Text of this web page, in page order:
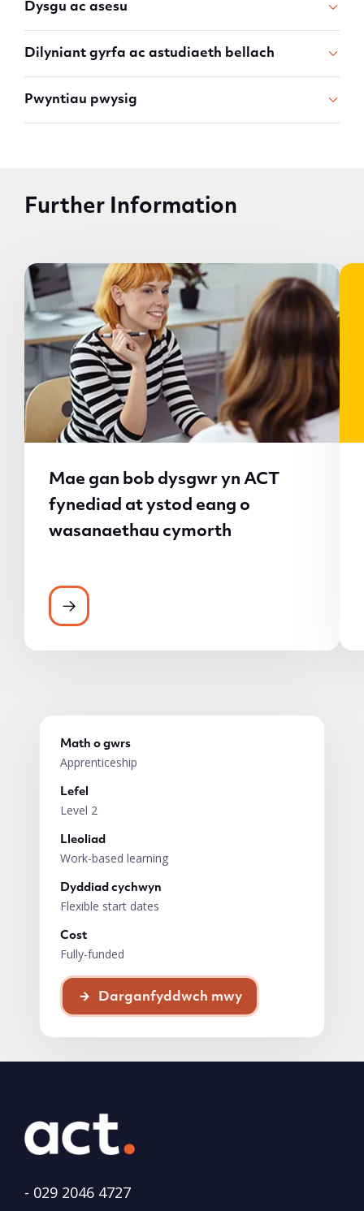
Dysgu ac asesu
Dilyniant gyrfa ac astudiaeth bellach
Pwyntiau pwysig
Further Information
Mae gan bob dysgwr yn ACT
fynediad at ystod eang o
wasanaethau cymorth
Mae gan bob dysgwr yn ACT fynediad at
Math o gwrs
Apprenticeship
Lefel
Level 2
Lleoliad
Work-based learning
Dyddiad cychwyn
Flexible start dates
Cost
Fully-funded
Darganfyddwch mwy
- 029 2046 4727